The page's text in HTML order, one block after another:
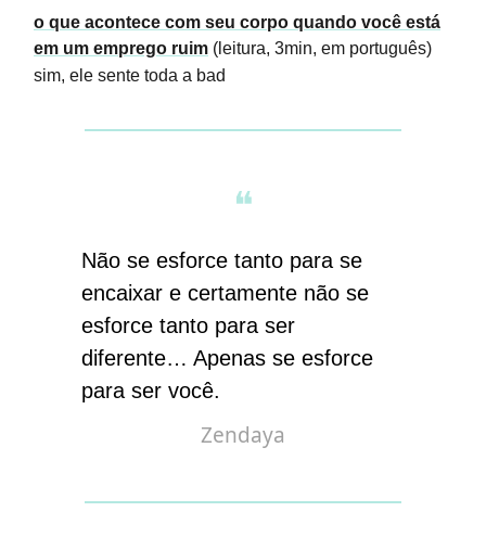
o que acontece com seu corpo quando você está
em um emprego ruim (leitura, 3min, em português)
sim, ele sente toda a bad
❝
Não se esforce tanto para se
encaixar e certamente não se
esforce tanto para ser
diferente… Apenas se esforce
para ser você.
Zendaya